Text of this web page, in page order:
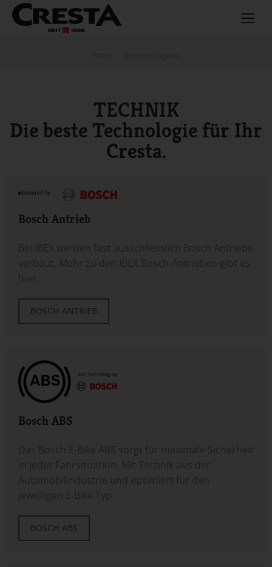
TECHNIK
Die beste Technologie für Ihr
Cresta.
Bosch Antrieb
BOSCH ANTRIEB
Bosch ABS
BOSCH ABS